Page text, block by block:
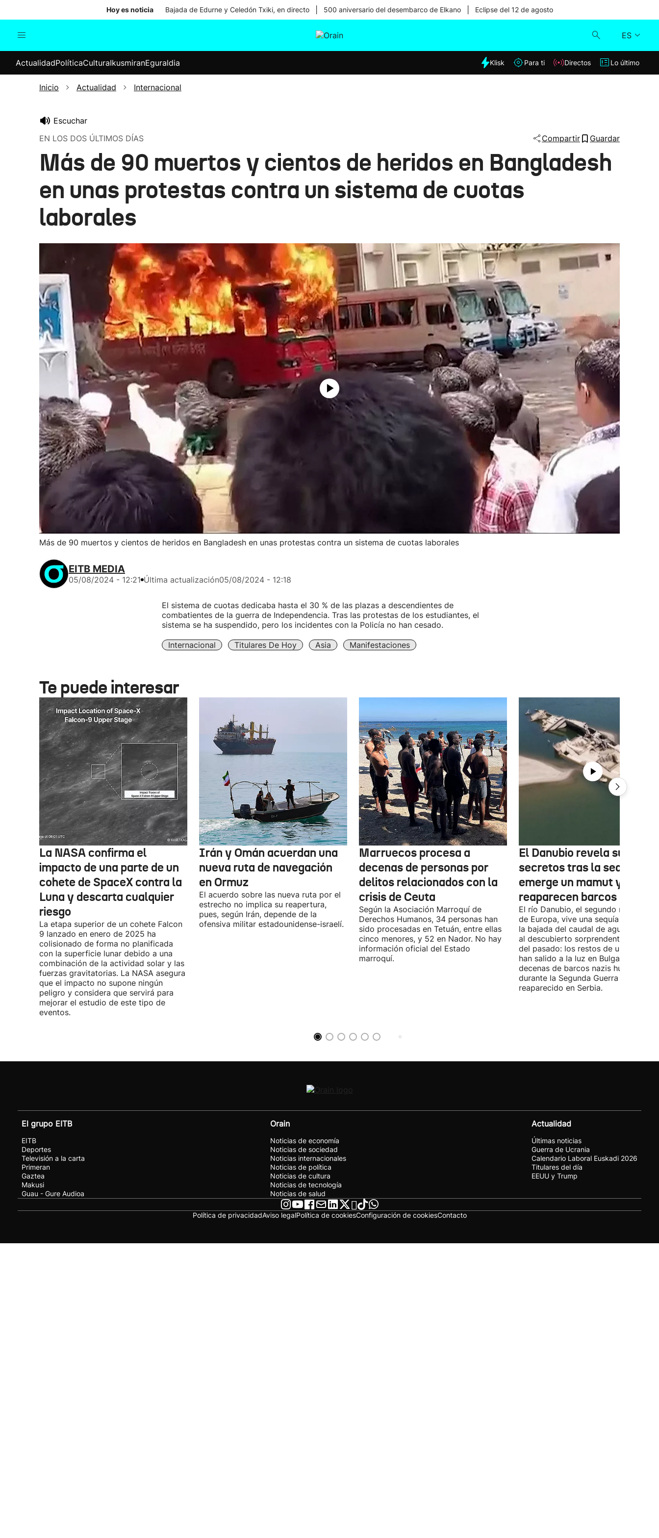
Hoy es noticia Bajada de Edurne y Celedón Txiki, en directo 500 aniversario del desembarco de Elkano Eclipse del 12 de agosto
ES
Internacional
Elecciones
Klisk
Lo último
ActualidadPolíticaCulturaIkusmiranEguraldia Klisk Para ti Directos Lo último
Inicio Actualidad Internacional
Escuchar
EN LOS DOS ÚLTIMOS DÍAS
Compartir Guardar
Más de 90 muertos y cientos de heridos en Bangladesh
en unas protestas contra un sistema de cuotas
laborales
Más de 90 muertos y cientos de heridos en Bangladesh en unas protestas contra un sistema de cuotas laborales
EITB MEDIA
05/08/2024 - 12:21 Última actualización05/08/2024 - 12:18
El sistema de cuotas dedicaba hasta el 30 % de las plazas a descendientes de
combatientes de la guerra de Independencia. Tras las protestas de los estudiantes, el
sistema se ha suspendido, pero los incidentes con la Policía no han cesado.
Internacional Titulares De Hoy Asia Manifestaciones
Te puede interesar
La NASA confirma el
impacto de una parte de un
cohete de SpaceX contra la
Luna y descarta cualquier
riesgo
La etapa superior de un cohete Falcon
9 lanzado en enero de 2025 ha
colisionado de forma no planificada
con la superficie lunar debido a una
combinación de la actividad solar y las
fuerzas gravitatorias. La NASA asegura
que el impacto no supone ningún
peligro y considera que servirá para
mejorar el estudio de este tipo de
eventos.
Irán y Omán acuerdan una
nueva ruta de navegación
en Ormuz
El acuerdo sobre las nueva ruta por el
estrecho no implica su reapertura,
pues, según Irán, depende de la
ofensiva militar estadounidense-israelí.
Marruecos procesa a
decenas de personas por
delitos relacionados con la
crisis de Ceuta
Según la Asociación Marroquí de
Derechos Humanos, 34 personas han
sido procesadas en Tetuán, entre ellas
cinco menores, y 52 en Nador. No hay
información oficial del Estado
marroquí.
El Danubio revela sus
secretos tras la sequía:
emerge un mamut y
reaparecen barcos nazis
El río Danubio, el segundo más largo
de Europa, vive una sequía histórica
la bajada del caudal de agua ha
al descubierto sorprendentes
del pasado: los restos de un mamut
han salido a la luz en Bulgaria y
decenas de barcos nazis hundidos
durante la Segunda Guerra Mundial
reaparecido en Serbia.
El grupo EITB
EITB
Deportes
Televisión a la carta
Primeran
Gaztea
Makusi
Guau - Gure Audioa
Orain
Noticias de economía
Noticias de sociedad
Noticias internacionales
Noticias de política
Noticias de cultura
Noticias de tecnología
Noticias de salud
Actualidad
Últimas noticias
Guerra de Ucrania
Calendario Laboral Euskadi 2026
Titulares del día
EEUU y Trump
Política de privacidadAviso legalPolítica de cookiesConfiguración de cookiesContacto